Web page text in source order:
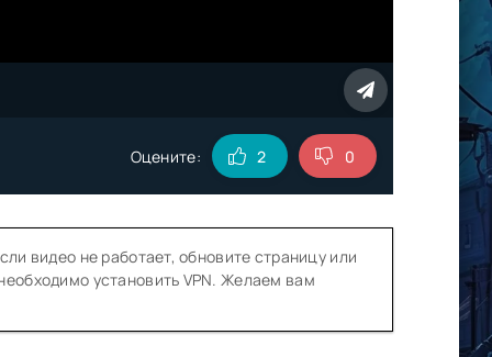
Оцените: 2 0
видео не работает, обновите страницу или
установить VPN. Желаем вам